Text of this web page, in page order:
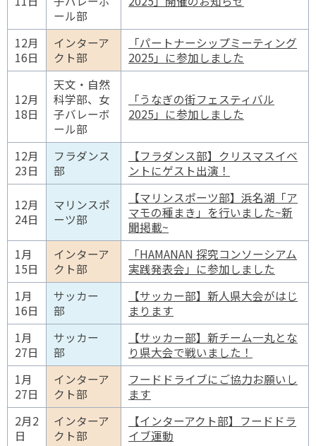
ール部
12月
16日
インターア
クト部
「パートナーシップミーティング
2025」に参加しました
12月
18日
天文・自然
科学部、女
子バレーボ
ール部
「うなぎの街フェスティバル
2025」に参加しました
12月
23日
フラダンス
部
【フラダンス部】クリスマスイベ
ントにゲスト出演！
12月
24日
マリンスポ
ーツ部
【マリンスポーツ部】浜名湖「ア
マモの種まき」を行いました~新
聞掲載~
1月
15日
インターア
クト部
「HAMANAN 探究コンソーシアム
実践発表会」に参加しました
1月
16日
サッカー
部
【サッカー部】新人県大会がはじ
まります
1月
27日
サッカー
部
【サッカー部】新チーム一丸とな
り県大会で戦いました！
1月
27日
インターア
クト部
フードドライブにご協力お願いし
ます
2月2
日
インターア
クト部
【インターアクト部】フードドラ
イブ運動